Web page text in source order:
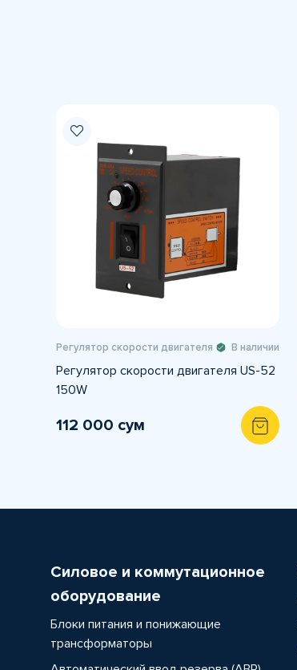
Регулятор скорости двигателя В наличии
Регулятор скорости двигателя US-52
150W
112 000 сум
Силовое и коммутационное
оборудование
Блоки питания и понижающие
трансформаторы